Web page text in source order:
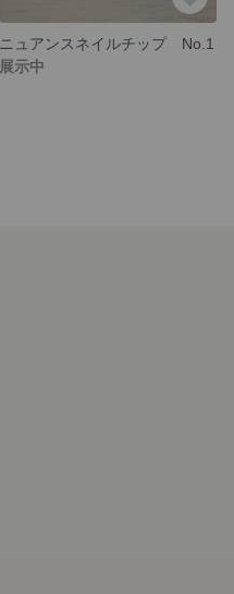
ニュアンスネイルチップ No.1
展示中